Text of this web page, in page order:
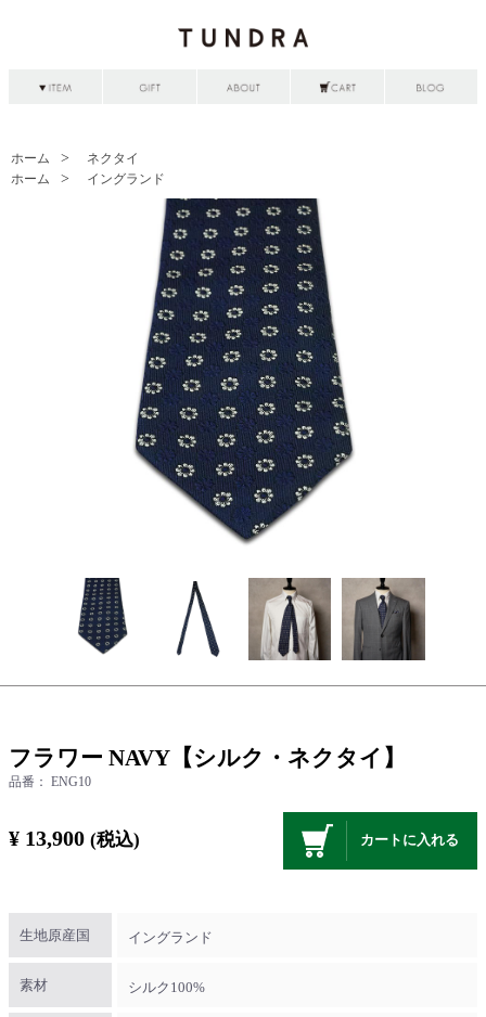
ホーム
ネクタイ
ホーム
イングランド
フラワー NAVY【シルク・ネクタイ】
品番： ENG10
¥ 13,900 (税込) カートに入れる
生地原産国 イングランド
素材 シルク100%